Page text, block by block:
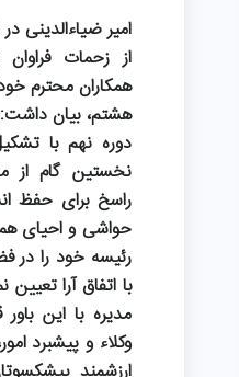
امیر ضیاءالدینی
از زحمات
همکاران محترم
هشتم، بیان
دوره نهم با
نخستین گام از
راسخ برای حفظ
حواشی و احیای
رئیسه خود را در
با اتفاق آرا
مدیره با این
وکلاء و پیشبرد